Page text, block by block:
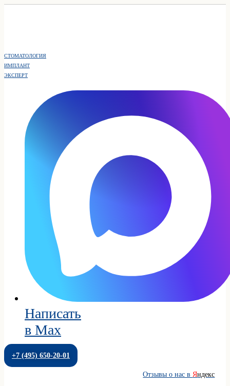
СТОМАТОЛОГИЯ
ИМПЛАНТ
ЭКСПЕРТ
Написать
в Max
+7 (495) 650-20-01
Отзывы о нас вЯндекс